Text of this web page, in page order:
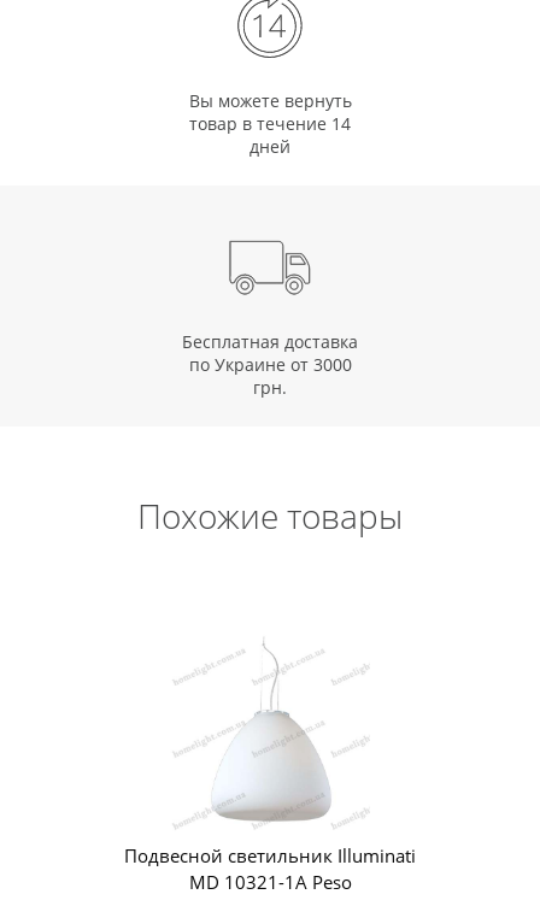
Вы можете вернуть
товар в течение 14
дней
Бесплатная доставка
по Украине от 3000
грн.
Похожие товары
Подвесной светильник Illuminati
MD 10321-1А Peso